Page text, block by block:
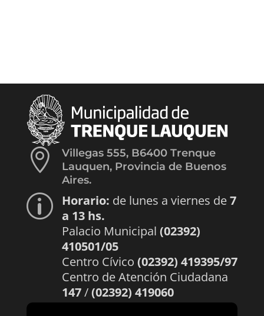

Villegas 555, B6400 Trenque
Lauquen, Provincia de Buenos
Aires.
p Horario: de lunes a viernes de7
a 13 hs.
Palacio Municipal (02392)
410501/05
Centro Cívico (02392) 419395/97
Centro de Atención Ciudadana
147/(02392) 419060